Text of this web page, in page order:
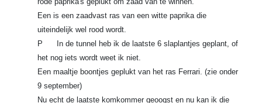
Een is een zaadvast ras van een witte paprika die
uiteindelijk wel rood wordt.
P In de tunnel heb ik de laatste 6 slaplantjes geplant, of
het nog iets wordt weet ik niet.
Een maaltje boontjes geplukt van het ras Ferrari. (zie onder
9 september)
Nu echt de laatste komkommer geoogst en nu kan ik die